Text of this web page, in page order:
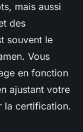
mais aussi
des
souvent le
Vous
en fonction
ajustant votre
la certification.